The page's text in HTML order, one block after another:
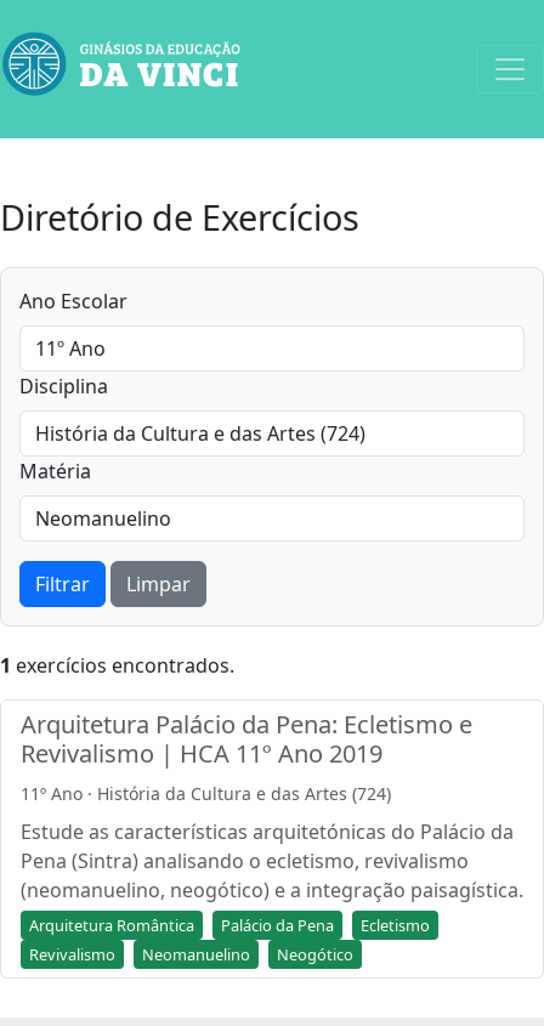
Diretório de Exercícios
Ano Escolar
Disciplina
Matéria
Filtrar Limpar
1 exercícios encontrados.
Arquitetura Palácio da Pena: Ecletismo e
Revivalismo | HCA 11º Ano 2019
11º Ano · História da Cultura e das Artes (724)
Estude as características arquitetónicas do Palácio da
Pena (Sintra) analisando o ecletismo, revivalismo
(neomanuelino, neogótico) e a integração paisagística.
Arquitetura Romântica Palácio da Pena
Ecletismo
Revivalismo
Neomanuelino Neogótico